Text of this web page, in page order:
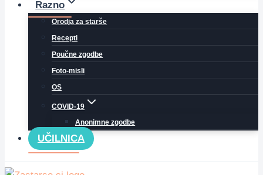
Razno
Orodja za starše
Recepti
Poučne zgodbe
Foto-misli
OS
COVID-19
Anonimne zgodbe
UČILNICA